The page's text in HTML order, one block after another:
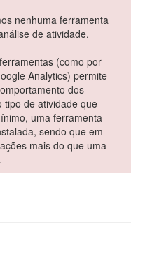
nenhuma ferramenta
de atividade.
(como por
Analytics) permite
dos
tipo de atividade que
uma ferramenta
sendo que em
mais do que uma